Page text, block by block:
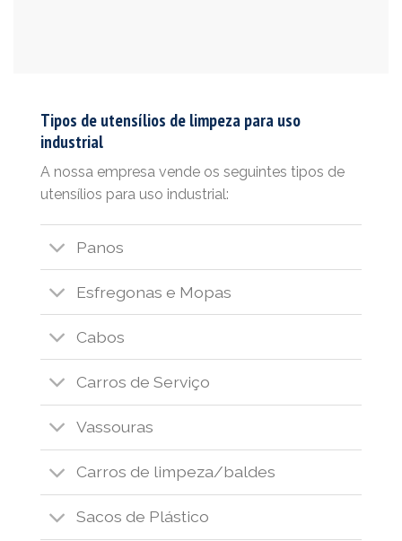
Tipos de utensílios de limpeza para uso
industrial
A nossa empresa vende os seguintes tipos de
utensílios para uso industrial:
Panos
Esfregonas e Mopas
Cabos
Carros de Serviço
Vassouras
Carros de limpeza/baldes
Sacos de Plástico